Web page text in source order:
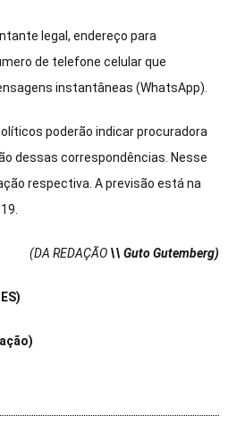
legal, endereço para
de telefone celular que
instantâneas (WhatsApp).
poderão indicar procuradora
dessas correspondências. Nesse
respectiva. A previsão está na
(DA REDAÇÃO \\ Guto Gutemberg)